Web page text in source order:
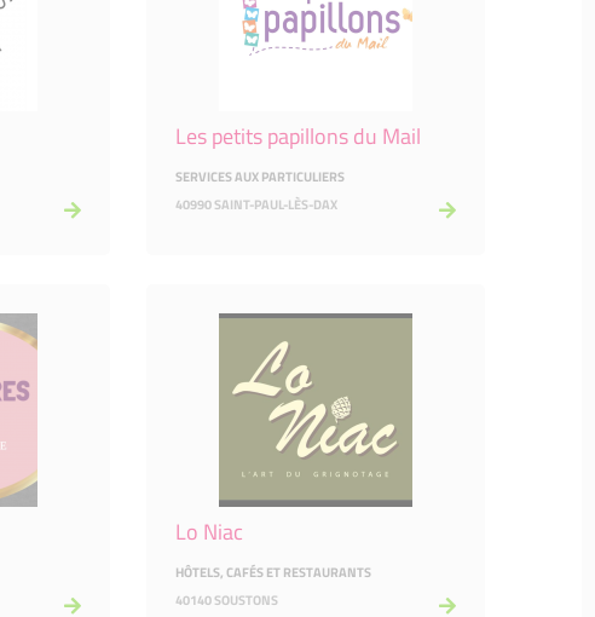
Les petits papillons du Mail
SERVICES AUX PARTICULIERS
40990 SAINT-PAUL-LÈS-DAX
Lo Niac
HÔTELS, CAFÉS ET RESTAURANTS
40140 SOUSTONS